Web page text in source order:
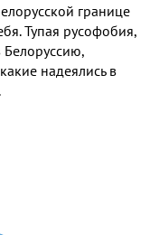
границе
.Тупая русофобия,
Белоруссию,
надеялись в
.